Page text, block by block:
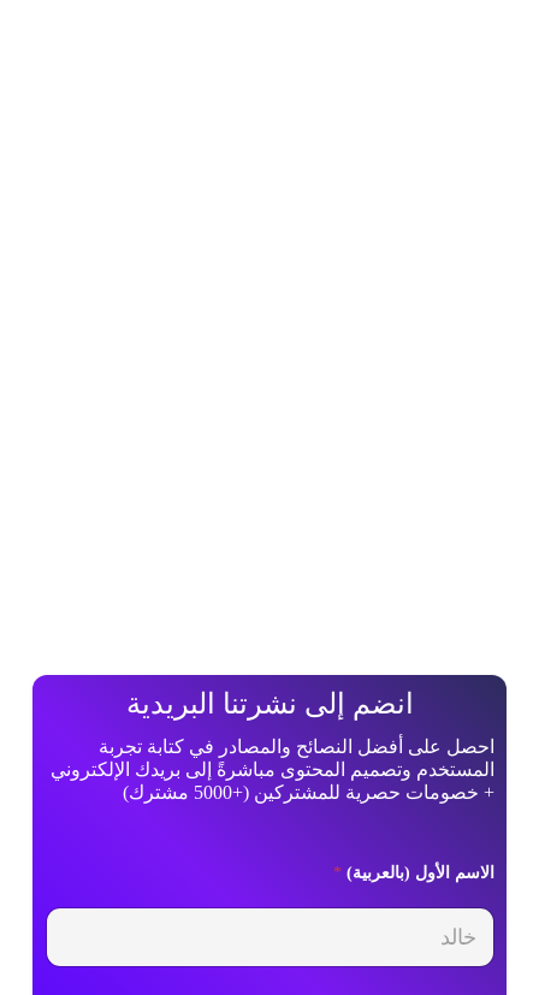
انضم إلى نشرتنا البريدية
احصل على أفضل النصائح والمصادر في كتابة تجربة
المستخدم وتصميم المحتوى مباشرةً إلى بريدك الإلكتروني
+ خصومات حصرية للمشتركين (+5000 مشترك)
الاسم الأول (بالعربية) *
ل
س
ا